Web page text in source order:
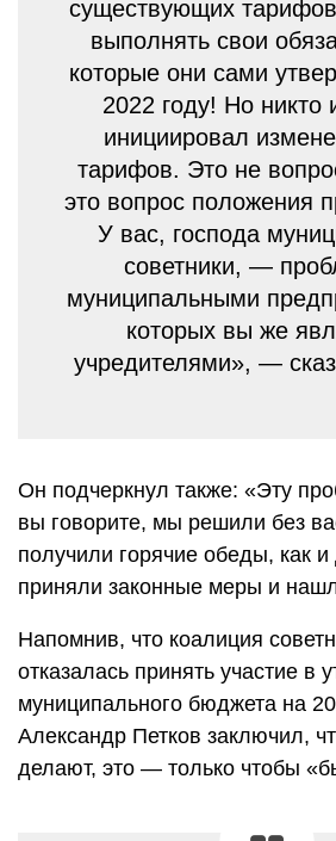
существующих
выполнять свои
которые они сами
2022 году! Но никто
инициировал
тарифов. Это не
это вопрос положения
У вас, господа
советники, —
муниципальными
которых вы же
учредителями», —
Он подчеркнул также: «Эту
вы говорите, мы решили без
получили горячие обеды, как
приняли законные меры и
Напомнив, что коалиция
отказалась принять участие в
муниципального бюджета на
Александр Петков заключил,
делают, это — только чтобы